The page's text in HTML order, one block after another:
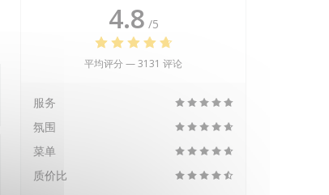
4.8 /5
平均评分 —3131 评论
服务
氛围
菜单
质价比